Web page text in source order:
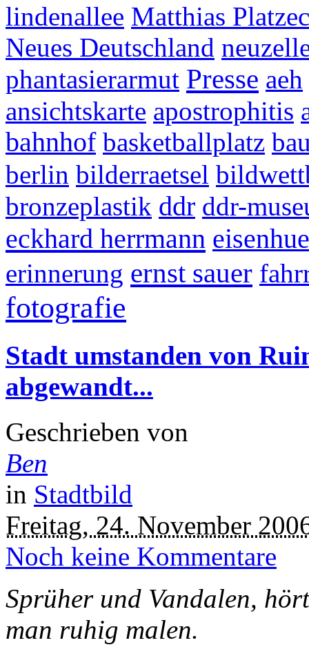
lindenallee Matthias
Neues Deutschland
phantasierarmut Presse aeh
ansichtskarte apostrophitis
bahnhof basketballplatz
berlin bilderraetsel
bronzeplastik ddr ddr-
eckhard herrmann
erinnerung ernst sauer
fotografie
Stadt umstanden von
abgewandt...
Geschrieben von
Ben
in Stadtbild
Freitag, 24. November
Noch keine Kommentare
Sprüher und Vandalen,
man ruhig malen.